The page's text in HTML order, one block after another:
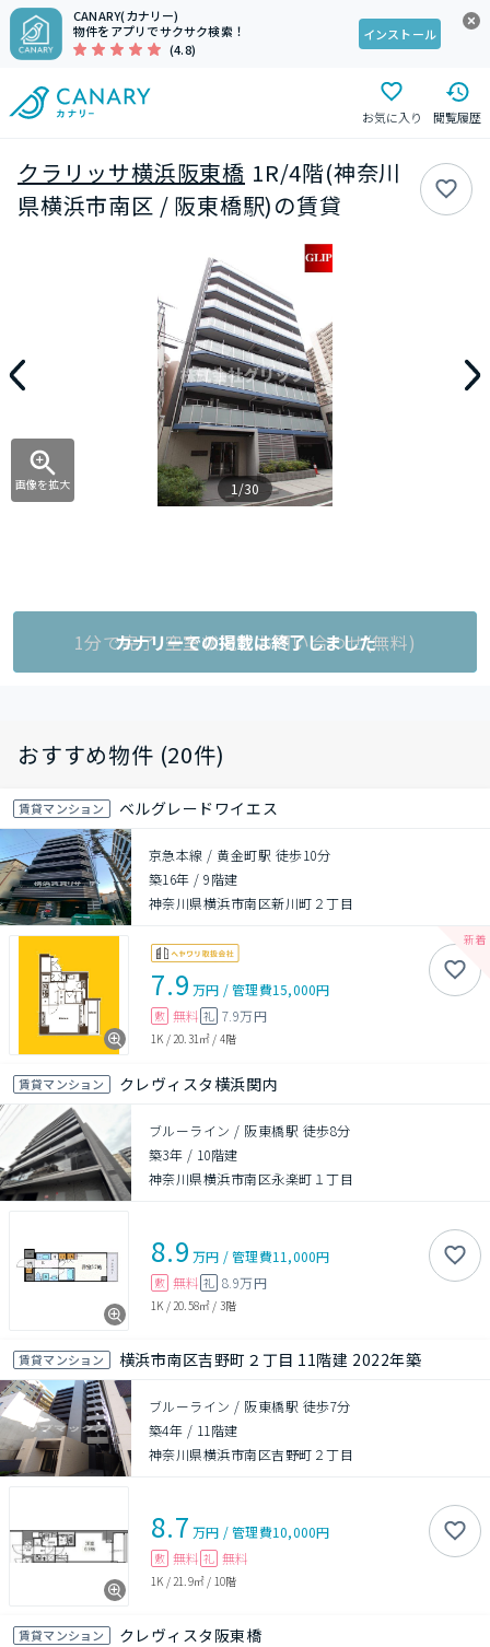
CANARY(カナリー)
物件をアプリでサクサク検索！
(4.8)
インストール
お気に入り 閲覧履歴
クラリッサ横浜阪東橋 1R/4階(神奈川
県横浜市南区 / 阪東橋駅)の賃貸
画像を拡大 1/30
1分で完了!空室状況をお問い合わせ(無料)
カナリーでの掲載は終了しました
おすすめ物件 (20件)
賃貸マンション ベルグレードワイエス
京急本線 / 黄金町駅 徒歩10分
築16年 /9階建
神奈川県横浜市南区新川町２丁目
7.9 万円 /管理費15,000円
敷 無料 礼 7.9万円
1K /20.31㎡ / 4階
賃貸マンション クレヴィスタ横浜関内
ブルーライン / 阪東橋駅 徒歩8分
築3年 / 10階建
神奈川県横浜市南区永楽町１丁目
8.9 万円 /管理費11,000円
敷 無料 礼 8.9万円
1K / 20.58㎡ / 3階
賃貸マンション 横浜市南区吉野町２丁目 11階建 2022年築
ブルーライン / 阪東橋駅 徒歩7分
築4年 / 11階建
神奈川県横浜市南区吉野町２丁目
8.7 万円 /管理費10,000円
敷 無料 礼 無料
1K / 21.9㎡ / 10階
賃貸マンション クレヴィスタ阪東橋